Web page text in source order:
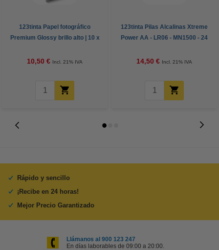
123tinta Papel fotográfico
Premium Glossy brillo alto | 10 x
10,50 € Incl. 21% IVA
123tinta Pilas Alcalinas Xtreme
Power AA - LR06 - MN1500 - 24
14,50 € Incl. 21% IVA
Rápido y sencillo
¡Recibe en 24 horas!
Mejor Precio Garantizado
Llámanos al 900 123 247
En días laborables de 09:00 a 20:00.